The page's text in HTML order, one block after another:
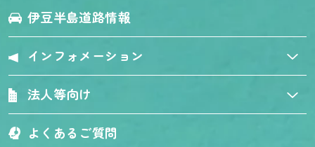
伊豆半島道路情報
インフォメーション
法人等向け
よくあるご質問